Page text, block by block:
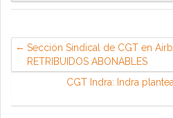
Sección Sindical de CGT en
RETRIBUIDOS ABONABLES
CGT Indra: Indra